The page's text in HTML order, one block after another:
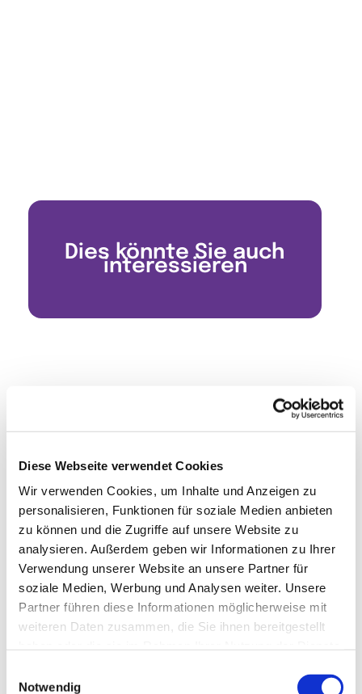
Diese Webseite verwendet Cookies
Wir verwenden Cookies, um Inhalte und Anzeigen zu
personalisieren, Funktionen für soziale Medien anbieten
zu können und die Zugriffe auf unsere Website zu
analysieren. Außerdem geben wir Informationen zu Ihrer
Verwendung unserer Website an unsere Partner für
soziale Medien, Werbung und Analysen weiter. Unsere
Partner führen diese Informationen möglicherweise mit
weiteren Daten zusammen, die Sie ihnen bereitgestellt
Notwendig
Dies könnte Sie auch
interessieren